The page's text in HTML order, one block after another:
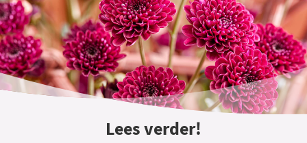
Lees verder!